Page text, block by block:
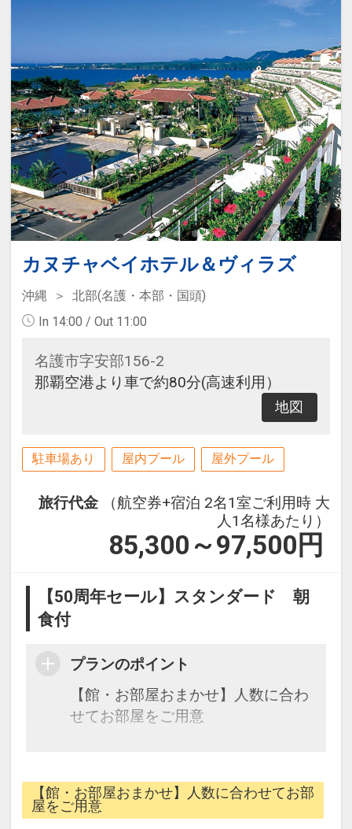
カヌチャベイホテル＆ヴィラズ
沖縄
北部(名護・本部・国頭)
In 14:00 / Out 11:00
名護市字安部156-2
那覇空港より車で約80分(高速利用）
地図
駐車場あり 屋内プール 屋外プール
旅行代金
（航空券+宿泊 2名1室ご利用時 大
人1名様あたり）
85,300～97,500 円
【50周年セール】スタンダード 朝
食付
プランのポイント
【館・お部屋おまかせ】人数に合わ
せてお部屋をご用意
・レンタルカートを滞在中1台ご用
意！（広いリゾートの移動はカート
が便利です。※要普通免許証）
【館・お部屋おまかせ】人数に合わせてお部
屋をご用意